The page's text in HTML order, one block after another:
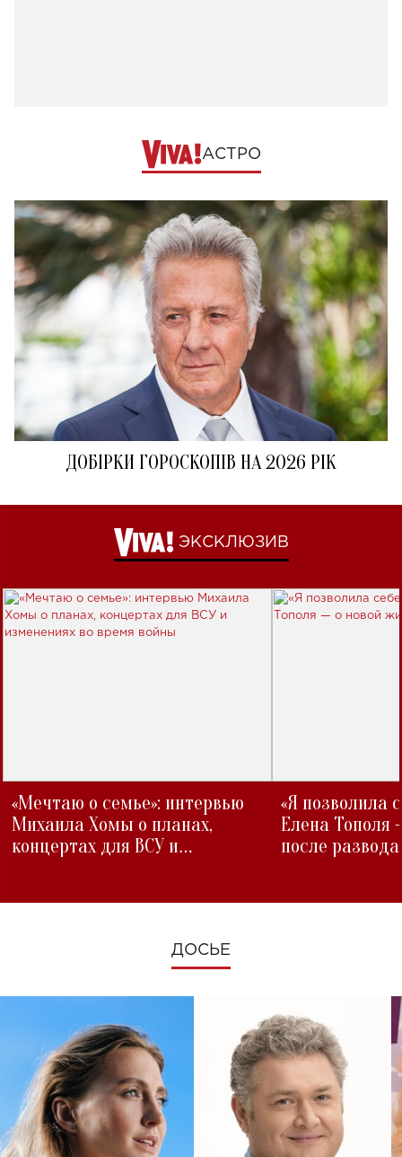
АСТРО
ДОБІРКИ ГОРОСКОПІВ НА 2026 РІК
ЭКСКЛЮЗИВ
«Мечтаю о семье»: интервью
Михаила Хомы о планах,
концертах для ВСУ и
«Я позволила
Елена Тополя
после развода
ДОСЬЕ